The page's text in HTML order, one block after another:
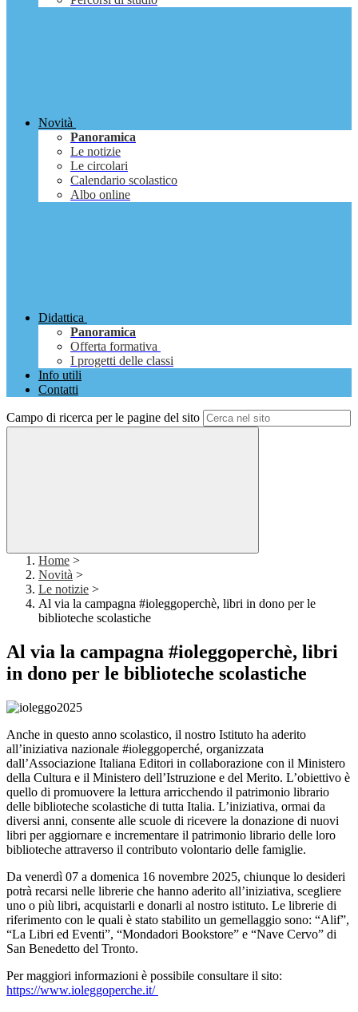
Novità
Panoramica
Le notizie
Le circolari
Calendario scolastico
Albo online
Didattica
Panoramica
Offerta formativa
I progetti delle classi
Info utili
Contatti
Campo di ricerca per le pagine del sito
Home >
Novità >
Le notizie >
Al via la campagna #ioleggoperchè, libri in dono per le
biblioteche scolastiche
Al via la campagna #ioleggoperchè, libri
in dono per le biblioteche scolastiche
Anche in questo anno scolastico, il nostro Istituto ha aderito
all’iniziativa nazionale #ioleggoperché, organizzata
dall’Associazione Italiana Editori in collaborazione con il Ministero
della Cultura e il Ministero dell’Istruzione e del Merito. L’obiettivo è
quello di promuovere la lettura arricchendo il patrimonio librario
delle biblioteche scolastiche di tutta Italia. L’iniziativa, ormai da
diversi anni, consente alle scuole di ricevere la donazione di nuovi
libri per aggiornare e incrementare il patrimonio librario delle loro
biblioteche attraverso il contributo volontario delle famiglie.
Da venerdì 07 a domenica 16 novembre 2025, chiunque lo desideri
potrà recarsi nelle librerie che hanno aderito all’iniziativa, scegliere
uno o più libri, acquistarli e donarli al nostro istituto. Le librerie di
riferimento con le quali è stato stabilito un gemellaggio sono: “Alif”,
“La Libri ed Eventi”, “Mondadori Bookstore” e “Nave Cervo” di
San Benedetto del Tronto.
Per maggiori informazioni è possibile consultare il sito:
https://www.ioleggoperche.it/